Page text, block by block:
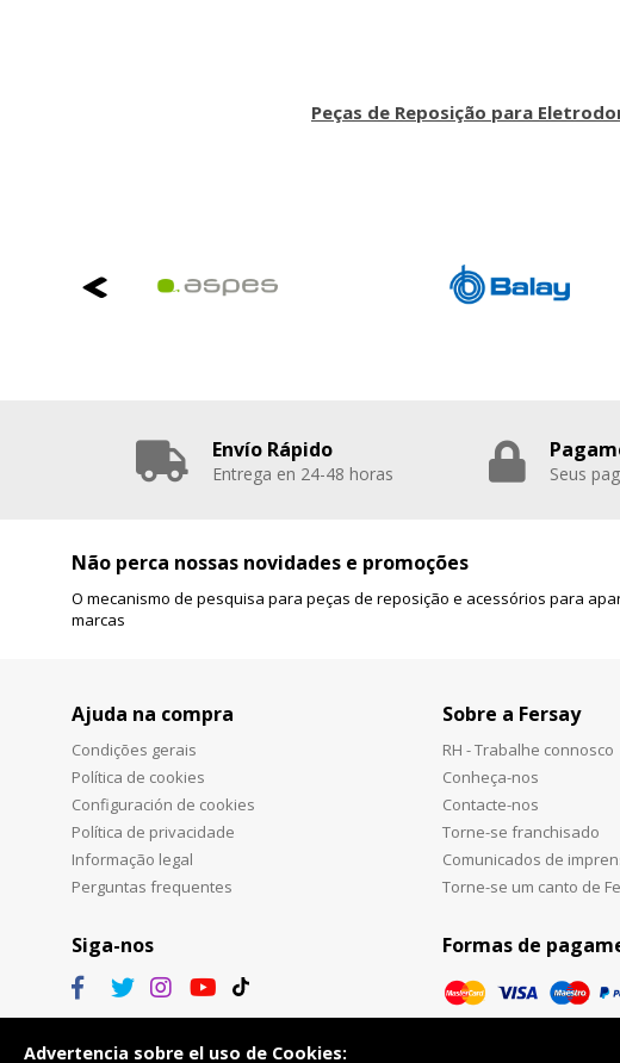
Peças de Reposição para
Envío Rápido
Entrega en 24-48 horas Seus
Não perca nossas novidades e promoções
O mecanismo de pesquisa para peças de reposição e acessórios para
marcas
Ajuda na compra
Condições gerais
Política de cookies
Configuración de cookies
Política de privacidade
Informação legal
Perguntas frequentes
Sobre a Fersay
RH - Trabalhe connosco
Conheça-nos
Contacte-nos
Torne-se franchisado
Comunicados de
Torne-se um canto de
Siga-nos Formas de
Advertencia sobre el uso de Cookies: